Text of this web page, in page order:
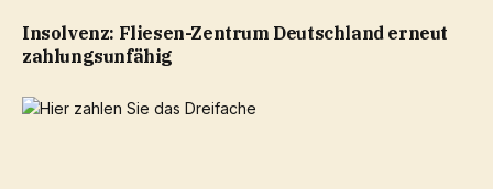
Insolvenz: Fliesen-Zentrum Deutschland erneut
zahlungsunfähig